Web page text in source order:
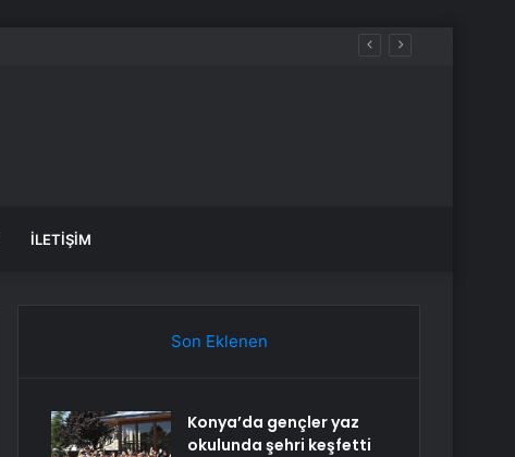
İLETIŞIM
Son Eklenen
Konya’da gençler yaz
okulunda şehri keşfetti